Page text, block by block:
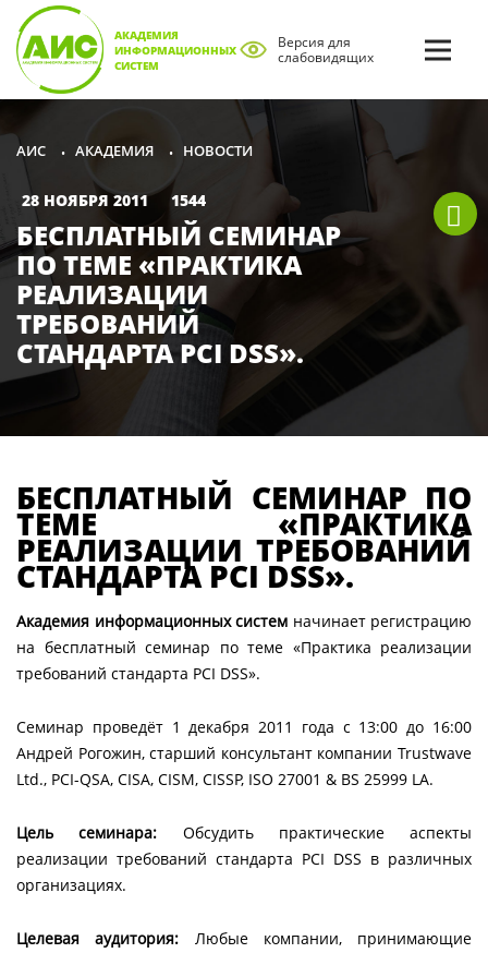
АКАДЕМИЯ
ИНФОРМАЦИОННЫХ
СИСТЕМ
Версия для
слабовидящих
АИС • АКАДЕМИЯ • НОВОСТИ
28 НОЯБРЯ 2011 1544
БЕСПЛАТНЫЙ СЕМИНАР
ПО ТЕМЕ «ПРАКТИКА
РЕАЛИЗАЦИИ
ТРЕБОВАНИЙ
СТАНДАРТА PCI DSS».
БЕСПЛАТНЫЙ СЕМИНАР ПО
ТЕМЕ «ПРАКТИКА
РЕАЛИЗАЦИИ ТРЕБОВАНИЙ
СТАНДАРТА PCI DSS».
Академия информационных систем начинает регистрацию
на бесплатный семинар по теме «Практика реализации
требований стандарта PCI DSS».
Семинар проведёт 1 декабря 2011 года с 13:00 до 16:00
Андрей Рогожин, старший консультант компании Trustwave
Ltd., PCI-QSA, CISA, CISM, CISSP, ISO 27001 & BS 25999 LA.
Цель семинара: Обсудить практические аспекты
реализации требований стандарта PCI DSS в различных
организациях.
Целевая аудитория: Любые компании, принимающие